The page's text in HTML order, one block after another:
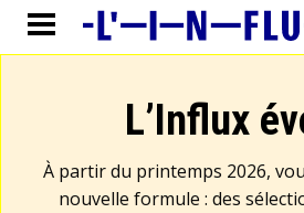
L’Influx
À partir du printemps 2026,
nouvelle formule : des